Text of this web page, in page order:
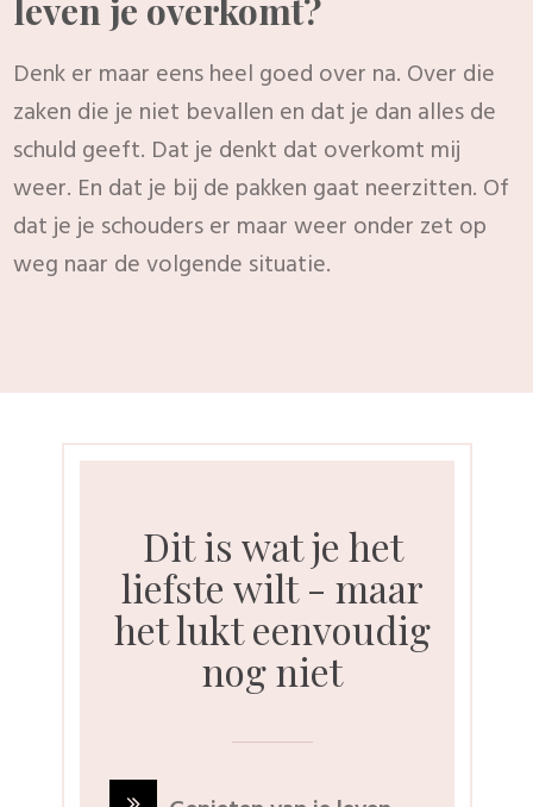
leven je overkomt?
Denk er maar eens heel goed over na. Over die
zaken die je niet bevallen en dat je dan alles de
schuld geeft. Dat je denkt dat overkomt mij
weer. En dat je bij de pakken gaat neerzitten. Of
dat je je schouders er maar weer onder zet op
weg naar de volgende situatie.
Dit is wat je het
liefste wilt - maar
het lukt eenvoudig
nog niet